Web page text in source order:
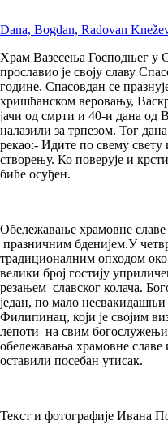
Dana, Bogdan, Radovan
Храм Вазесења Господњег у
прославио је своју славу
године. Спасовдан се
хришћанском веровању,
јачи од смрти и 40-и дана од
налазили за трпезом. Тог
рекао:- Идите по свему свету
створењу. Ко поверује и
биће осуђен.
Обележавање храмовне славе
празничним бденијем.У
традиционалним опходом
велики број гостију
резањем славског колача.
један, по мало несвакидашњи
Филипинац, који је својим
лепоти на свим
обележавања храмовне
оставили посебан утисак.
Текст и фотографије Ивана